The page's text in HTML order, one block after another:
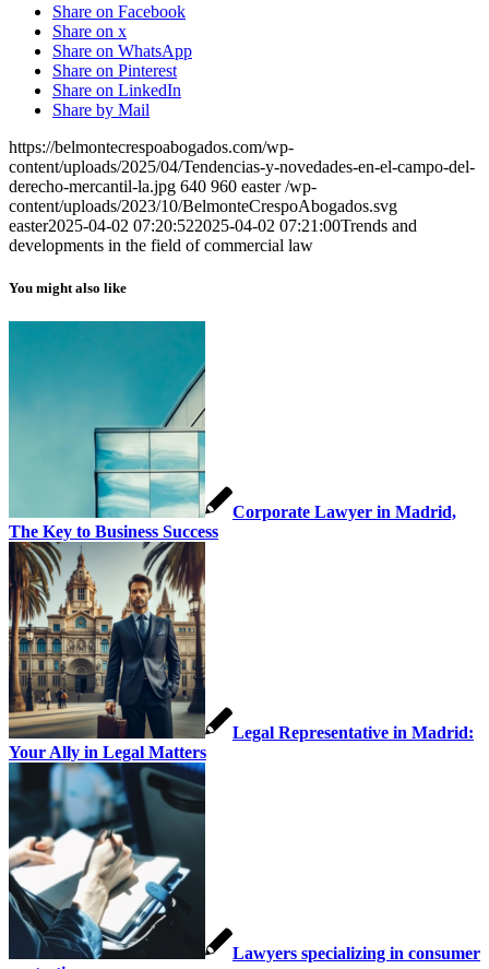
Share on Facebook
Share on x
Share on WhatsApp
Share on Pinterest
Share on LinkedIn
Share by Mail
https://belmontecrespoabogados.com/wp-
content/uploads/2025/04/Tendencias-y-novedades-en-el-campo-del-
derecho-mercantil-la.jpg 640 960 easter /wp-
content/uploads/2023/10/BelmonteCrespoAbogados.svg
easter2025-04-02 07:20:522025-04-02 07:21:00Trends and
developments in the field of commercial law
You might also like
Corporate Lawyer in Madrid,
The Key to Business Success
Legal Representative in Madrid:
Your Ally in Legal Matters
Lawyers specializing in consumer